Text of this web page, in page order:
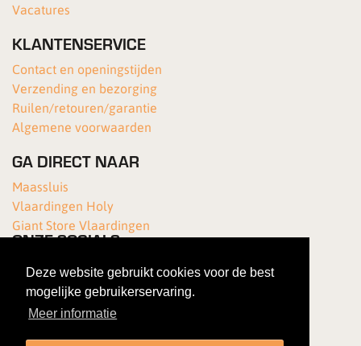
Deze website gebruikt cookies voor de best
mogelijke gebruikerservaring.
Meer informatie
Vacatures
KLANTENSERVICE
Contact en openingstijden
Verzending en bezorging
Ruilen/retouren/garantie
Algemene voorwaarden
GA DIRECT NAAR
Maassluis
Vlaardingen Holy
Giant Store Vlaardingen
ONZE SOCIALS